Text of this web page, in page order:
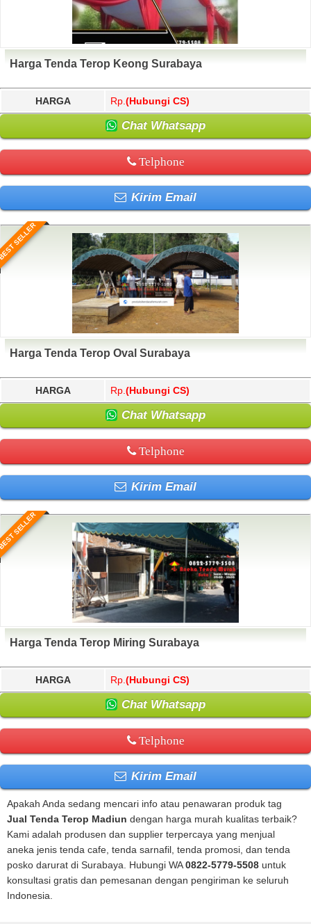
Harga Tenda Terop Keong Surabaya
HARGA Rp. (Hubungi CS)
Chat Whatsapp
Telphone
Kirim Email
SELLER
Harga Tenda Terop Oval Surabaya
HARGA Rp. (Hubungi CS)
Chat Whatsapp
Telphone
Kirim Email
SELLER
Harga Tenda Terop Miring Surabaya
HARGA Rp. (Hubungi CS)
Chat Whatsapp
Telphone
Kirim Email
Apakah Anda sedang mencari info atau penawaran produk tag
Jual Tenda Terop Madiun dengan harga murah kualitas terbaik?
Kami adalah produsen dan supplier terpercaya yang menjual
aneka jenis tenda cafe, tenda sarnafil, tenda promosi, dan tenda
posko darurat di Surabaya. Hubungi WA0822-5779-5508 untuk
konsultasi gratis dan pemesanan dengan pengiriman ke seluruh
Indonesia.